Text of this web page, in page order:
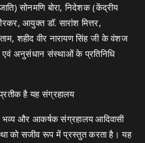
सोनमणि बोरा, निदेशक (केंद्रीय
आयुक्त डॉ. सारांश मित्तर,
शहीद वीर नारायण सिंह जी के वंशज
एवं अनुसंधान संस्थाओं के प्रतिनिधि
प्रतीक है यह संग्रहालय
और आकर्षक संग्रहालय आदिवासी
को सजीव रूप में प्रस्तुत करता है। यह